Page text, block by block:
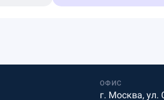
ОФИС
г. Москва, ул.